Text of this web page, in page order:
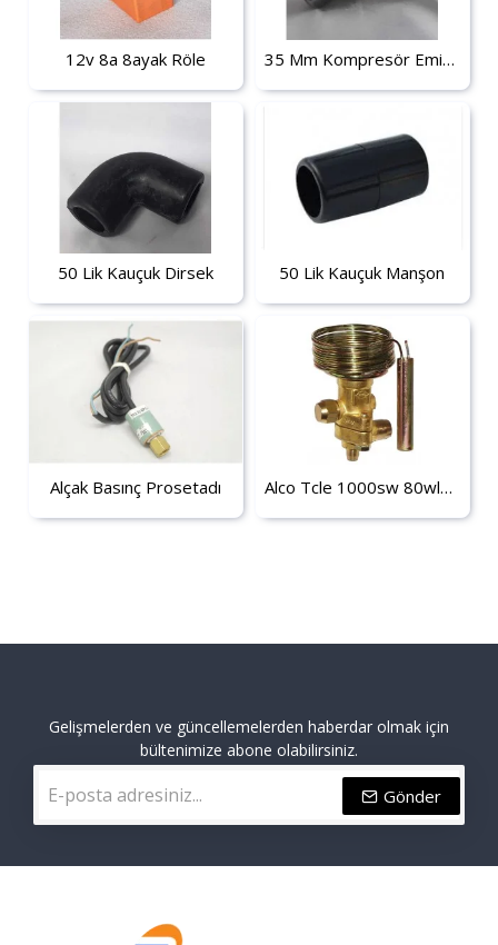
12v 8a 8ayak Röle 35 Mm Kompresör Emiş Vanası
50 Lik Kauçuk Dirsek 50 Lik Kauçuk Manşon
Alçak Basınç Prosetadı Alco Tcle 1000sw 80wl5 Expasion Valf
Gelişmelerden ve güncellemelerden haberdar olmak için
bültenimize abone olabilirsiniz.
Gönder